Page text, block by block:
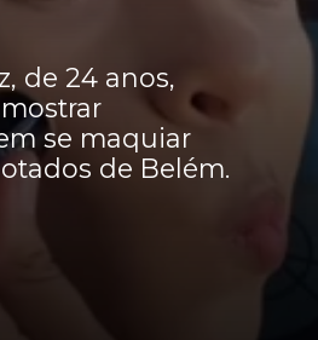
de 24 anos,
se maquiar
de Belém.